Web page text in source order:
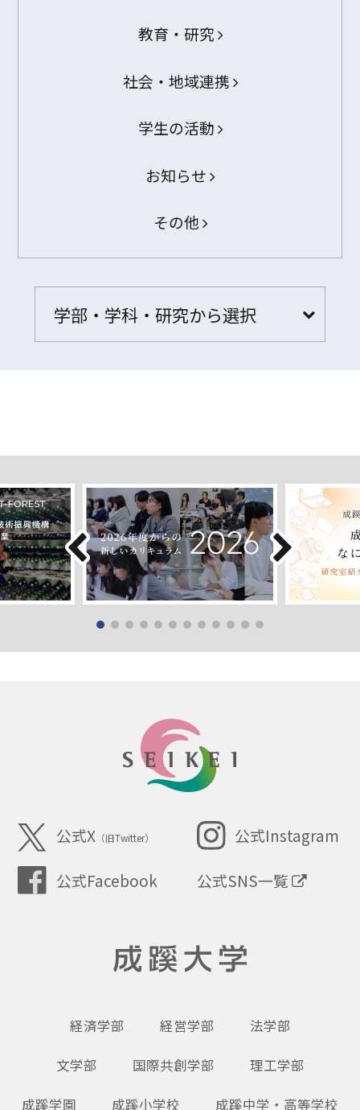
教育・研究
社会・地域連携
学生の活動
お知らせ
その他
学部・学科・研究から選択
公式X （旧Twitter） 公式Instagram
公式Facebook 公式SNS一覧
経済学部 経営学部 法学部
文学部 国際共創学部 理工学部
成蹊学園 成蹊小学校 成蹊中学・高等学校